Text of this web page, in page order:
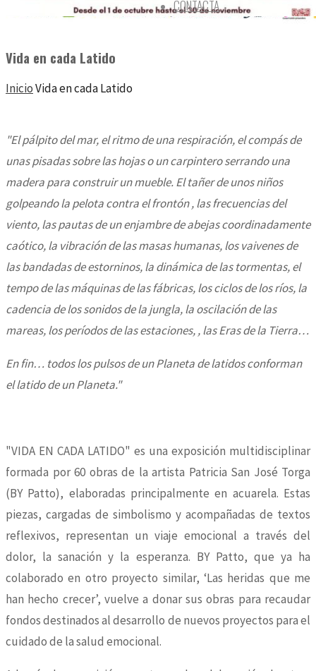
CONTACTA
Vida en cada Latido
InicioVida en cada Latido
"El pálpito del mar, el ritmo de una respiración, el compás de
unas pisadas sobre las hojas o un carpintero serrando una
madera para construir un mueble. El tañer de unos niños
golpeando la pelota contra el frontón , las frecuencias del
viento, las pautas de un enjambre de abejas coordinadamente
caótico, la vibración de las masas humanas, los vaivenes de
las bandadas de estorninos, la dinámica de las tormentas, el
tempo de las máquinas de las fábricas, los ciclos de los ríos, la
cadencia de los sonidos de la jungla, la oscilación de las
mareas, los períodos de las estaciones, , las Eras de la Tierra…
En fin… todos los pulsos de un Planeta de latidos conforman
el latido de un Planeta."
"VIDA EN CADA LATIDO" es una exposición multidisciplinar
formada por 60 obras de la artista Patricia San José Torga
(BY Patto), elaboradas principalmente en acuarela. Estas
piezas, cargadas de simbolismo y acompañadas de textos
reflexivos, representan un viaje emocional a través del
dolor, la sanación y la esperanza. BY Patto, que ya ha
colaborado en otro proyecto similar, ‘Las heridas que me
han hecho crecer’, vuelve a donar sus obras para recaudar
fondos destinados al desarrollo de nuevos proyectos para el
cuidado de la salud emocional.